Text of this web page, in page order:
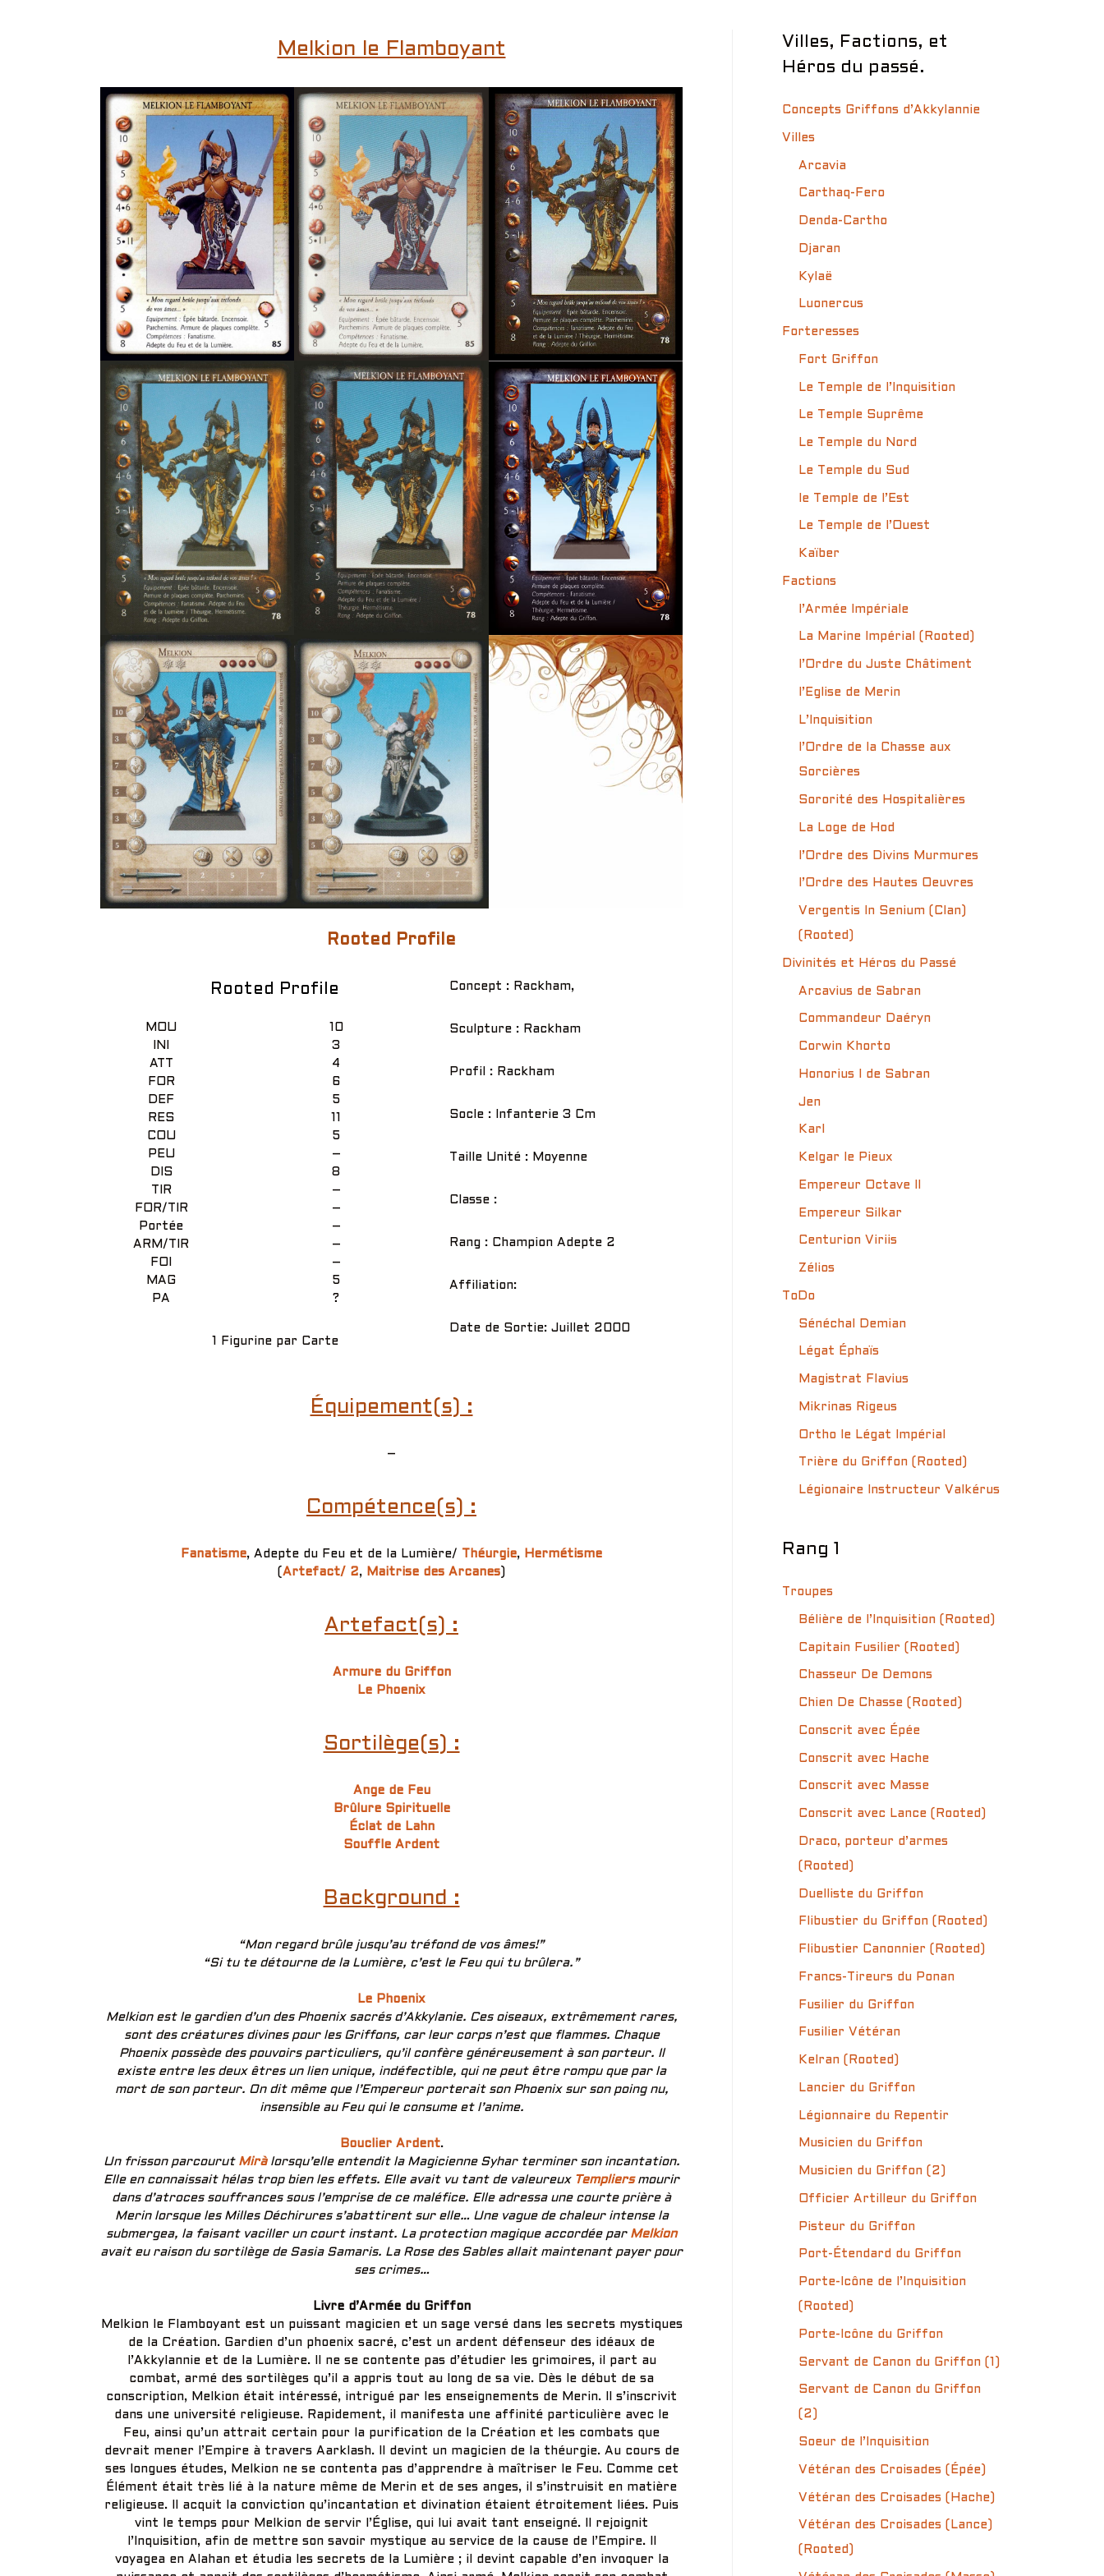
Melkion le Flamboyant
Rooted Profile
Rooted Profile
MOU
INI
ATT
FOR
DEF
RES
COU
PEU
DIS
TIR
FOR/TIR
Portée
ARM/TIR
FOI
MAG
PA
10
3
4
6
5
11
5
–
8
–
–
–
–
–
5
?
1 Figurine par Carte
Concept : Rackham,
Sculpture : Rackham
Profil : Rackham
Socle : Infanterie 3 Cm
Taille Unité : Moyenne
Classe :
Rang : Champion Adepte 2
Affiliation:
Date de Sortie: Juillet 2000
Équipement(s) :
–
Compétence(s) :
Fanatisme, Adepte du Feu et de la Lumière/ Théurgie, Hermétisme
( Artefact/ 2, Maitrise des Arcanes )
Artefact(s) :
Armure du Griffon
Le Phoenix
Sortilège(s) :
Ange de Feu
Brûlure Spirituelle
Éclat de Lahn
Souffle Ardent
Background :
“Mon regard brûle jusqu’au tréfond de vos âmes!”
“Si tu te détourne de la Lumière, c’est le Feu qui tu brûlera.”
Le Phoenix
Melkion est le gardien d’un des Phoenix sacrés d’Akkylanie. Ces oiseaux, extrêmement rares,
sont des créatures divines pour les Griffons, car leur corps n’est que flammes. Chaque
Phoenix possède des pouvoirs particuliers, qu’il confère généreusement à son porteur. Il
existe entre les deux êtres un lien unique, indéfectible, qui ne peut être rompu que par la
mort de son porteur. On dit même que l’Empereur porterait son Phoenix sur son poing nu,
insensible au Feu qui le consume et l’anime.
Bouclier Ardent.
Un frisson parcourut Miràlorsqu’elle entendit la Magicienne Syhar terminer son incantation.
Elle en connaissait hélas trop bien les effets. Elle avait vu tant de valeureux Templiersmourir
dans d’atroces souffrances sous l’emprise de ce maléfice. Elle adressa une courte prière à
Merin lorsque les Milles Déchirures s’abattirent sur elle… Une vague de chaleur intense la
submergea, la faisant vaciller un court instant. La protection magique accordée par Melkion
avait eu raison du sortilège de Sasia Samaris. La Rose des Sables allait maintenant payer pour
ses crimes…
Livre d’Armée du Griffon
Melkion le Flamboyant est un puissant magicien et un sage versé dans les secrets mystiques
de la Création. Gardien d’un phoenix sacré, c’est un ardent défenseur des idéaux de
l’Akkylannie et de la Lumière. Il ne se contente pas d’étudier les grimoires, il part au
combat, armé des sortilèges qu’il a appris tout au long de sa vie. Dès le début de sa
conscription, Melkion était intéressé, intrigué par les enseignements de Merin. Il s’inscrivit
dans une université religieuse. Rapidement, il manifesta une affinité particulière avec le
Feu, ainsi qu’un attrait certain pour la purification de la Création et les combats que
devrait mener l’Empire à travers Aarklash. Il devint un magicien de la théurgie. Au cours de
ses longues études, Melkion ne se contenta pas d’apprendre à maîtriser le Feu. Comme cet
Élément était très lié à la nature même de Merin et de ses anges, il s’instruisit en matière
religieuse. Il acquit la conviction qu’incantation et divination étaient étroitement liées. Puis
vint le temps pour Melkion de servir l’Église, qui lui avait tant enseigné. Il rejoignit
l’Inquisition, afin de mettre son savoir mystique au service de la cause de l’Empire. Il
voyagea en Alahan et étudia les secrets de la Lumière ; il devint capable d’en invoquer la
Villes, Factions, et
Héros du passé.
Concepts Griffons d’Akkylannie
Villes
Arcavia
Carthaq-Fero
Denda-Cartho
Djaran
Kylaë
Luonercus
Forteresses
Fort Griffon
Le Temple de l’Inquisition
Le Temple Suprême
Le Temple du Nord
Le Temple du Sud
le Temple de l’Est
Le Temple de l’Ouest
Kaïber
Factions
l’Armée Impériale
La Marine Impérial (Rooted)
l’Ordre du Juste Châtiment
l’Eglise de Merin
L’Inquisition
l’Ordre de la Chasse aux
Sorcières
Sororité des Hospitalières
La Loge de Hod
l’Ordre des Divins Murmures
l’Ordre des Hautes Oeuvres
Vergentis In Senium (Clan)
(Rooted)
Divinités et Héros du Passé
Arcavius de Sabran
Commandeur Daéryn
Corwin Khorto
Honorius I de Sabran
Jen
Karl
Kelgar le Pieux
Empereur Octave II
Empereur Silkar
Centurion Viriis
Zélios
ToDo
Sénéchal Demian
Légat Éphaïs
Magistrat Flavius
Mikrinas Rigeus
Ortho le Légat Impérial
Trière du Griffon (Rooted)
Légionaire Instructeur Valkérus
Rang 1
Troupes
Bélière de l’Inquisition (Rooted)
Capitain Fusilier (Rooted)
Chasseur De Demons
Chien De Chasse (Rooted)
Conscrit avec Épée
Conscrit avec Hache
Conscrit avec Masse
Conscrit avec Lance (Rooted)
Draco, porteur d’armes
(Rooted)
Duelliste du Griffon
Flibustier du Griffon (Rooted)
Flibustier Canonnier (Rooted)
Francs-Tireurs du Ponan
Fusilier du Griffon
Fusilier Vétéran
Kelran (Rooted)
Lancier du Griffon
Légionnaire du Repentir
Musicien du Griffon
Musicien du Griffon (2)
Officier Artilleur du Griffon
Pisteur du Griffon
Port-Étendard du Griffon
Porte-Icône de l’Inquisition
(Rooted)
Porte-Icône du Griffon
Servant de Canon du Griffon (1)
Servant de Canon du Griffon
(2)
Soeur de l’Inquisition
Vétéran des Croisades (Épée)
Vétéran des Croisades (Hache)
Vétéran des Croisades (Lance)
(Rooted)